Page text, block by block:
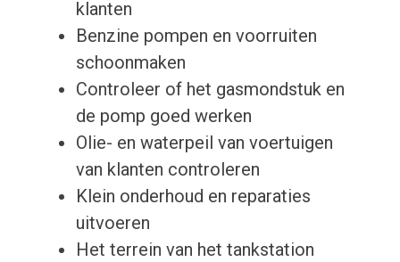
klanten
Benzine pompen en voorruiten
schoonmaken
Controleer of het gasmondstuk en
de pomp goed werken
Olie- en waterpeil van voertuigen
van klanten controleren
Klein onderhoud en reparaties
uitvoeren
Het terrein van het tankstation